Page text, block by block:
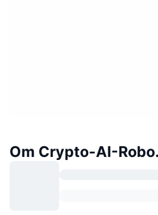
Om Crypto-AI-